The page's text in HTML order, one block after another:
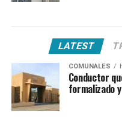
LATEST
COMUNALES
Conductor
formalizado